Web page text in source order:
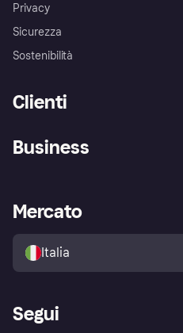
Privacy
Sicurezza
Sostenibilità
Clienti
Esplora i negozi
Politica di protezione
dell'acquirente Klarna
Business
Accesso aziende
Mercato
Italia
Segui